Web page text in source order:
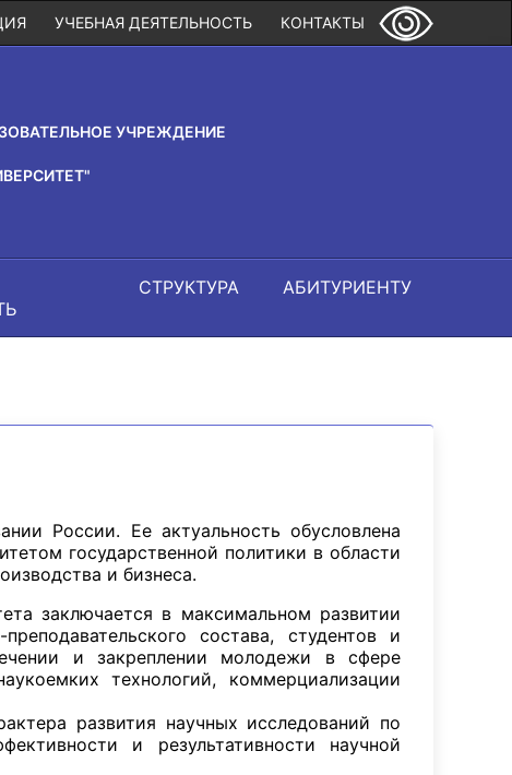
КОНТАКТЫ
УЧЕБНАЯ ДЕЯТЕЛЬНОСТЬ
УЧРЕЖДЕНИЕ
СТРУКТУРА АБИТУРИЕНТУ
России. Ее актуальность обусловлена
государственной политики в области
и бизнеса.
заключается в максимальном развитии
состава, студентов и
и закреплении молодежи в сфере
технологий, коммерциализации
развития научных исследований по
и результативности научной